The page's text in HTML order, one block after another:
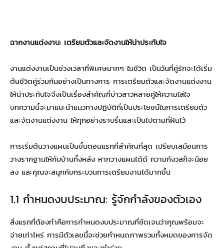
ฉากงานแต่งงาน: เตรียมตัวและจัดงานให้น่าประทับใจ
งานแต่งงานเป็นช่วงเวลาที่พิเศษมากๆ ในชีวิต เป็นวันที่คู่รักจะได้เริ่ม
ต้นชีวิตคู่ร่วมกันอย่างเป็นทางการ การเตรียมตัวและจัดงานแต่งงาน
ให้น่าประทับใจจึงเป็นเรื่องสำคัญที่บ่าวสาวหลายคู่ให้ความใส่ใจ
บทความนี้จะมาแนะนำแนวทางปฏิบัติที่เป็นประโยชน์ในการเตรียมตัว
และจัดงานแต่งงาน ให้ทุกอย่างราบรื่นและเป็นไปตามที่ฝันไว้
การเริ่มต้นวางแผนเป็นขั้นตอนแรกที่สำคัญที่สุด เปรียบเสมือนการ
วางรากฐานให้กับบ้านทั้งหลัง หากวางแผนได้ดี ความกังวลก็จะน้อย
ลง และคุณจะสนุกกับกระบวนการเตรียมงานได้มากขึ้น
1.1 กำหนดงบประมาณ: รู้จักกำลังของตัวเอง
สิ่งแรกที่ต้องทำคือการกำหนดงบประมาณที่ชัดเจนว่าคุณพร้อมจะ
จ่ายเท่าไหร่ การมีตัวเลขนี้จะช่วยกำหนดภาพรวมทั้งหมดของการจัด